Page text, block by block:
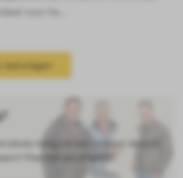
aanvragen
advies nodig van een verkoper die echt